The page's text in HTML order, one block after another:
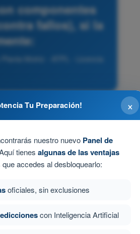
componentes
fallos), si la
Motriz - ATPL - Licencia
×
Tu Preparación!
nuestro nuevo Panel de
tienes algunas de las ventajas
que accedes al desbloquearlo:
oficiales, sin exclusiones
con Inteligencia Artificial